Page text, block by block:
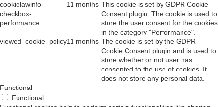
cookielawinfo-
checkbox-
performance
11 months This cookie is set by GDPR Cookie
Consent plugin. The cookie is used to
store the user consent for the cookies
in the category "Performance".
viewed_cookie_policy11 months The cookie is set by the GDPR
Cookie Consent plugin and is used to
store whether or not user has
consented to the use of cookies. It
does not store any personal data.
Functional
Functional